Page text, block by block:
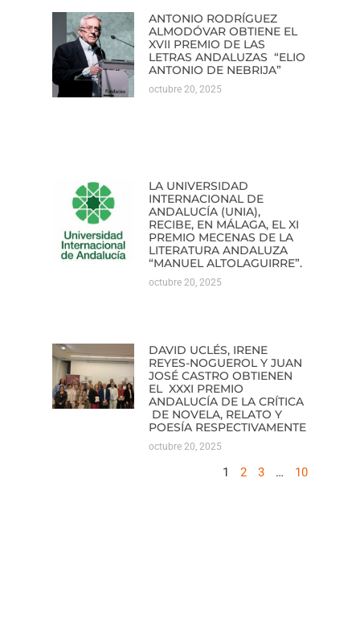
ANTONIO RODRÍGUEZ
ALMODÓVAR OBTIENE EL
XVII PREMIO DE LAS
LETRAS ANDALUZAS “ELIO
ANTONIO DE NEBRIJA”
octubre 20, 2025
LA UNIVERSIDAD
INTERNACIONAL DE
ANDALUCÍA (UNIA),
RECIBE, EN MÁLAGA, EL XI
PREMIO MECENAS DE LA
LITERATURA ANDALUZA
“MANUEL ALTOLAGUIRRE”.
octubre 20, 2025
DAVID UCLÉS, IRENE
REYES-NOGUEROL Y JUAN
JOSÉ CASTRO OBTIENEN
EL XXXI PREMIO
ANDALUCÍA DE LA CRÍTICA
DE NOVELA, RELATO Y
POESÍA RESPECTIVAMENTE
octubre 20, 2025
1 2 3 … 10